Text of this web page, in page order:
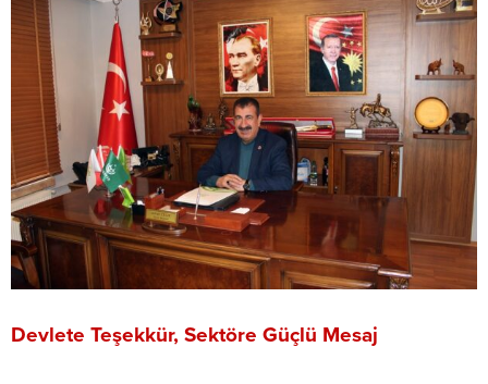
Devlete Teşekkür, Sektöre Güçlü Mesaj